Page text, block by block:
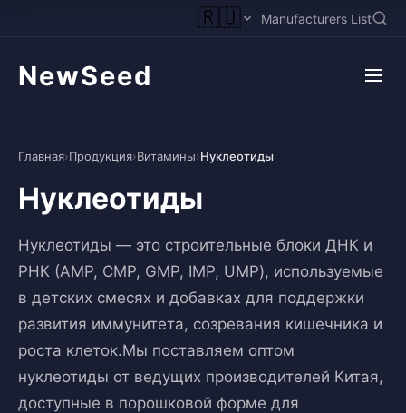
🇷🇺 Manufacturers List
NewSeed
Главная›Продукция›Витамины›Нуклеотиды
Нуклеотиды
Нуклеотиды — это строительные блоки ДНК и
РНК (AMP, CMP, GMP, IMP, UMP), используемые
в детских смесях и добавках для поддержки
развития иммунитета, созревания кишечника и
роста клеток.Мы поставляем оптом
нуклеотиды от ведущих производителей Китая,
доступные в порошковой форме для